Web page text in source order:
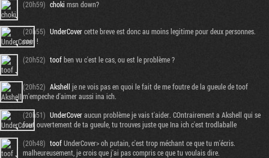
(20h59) choki msn down?
(20h55) UnderCovercette breve est donc au moins legitime pour deux personnes.
cool !
(20h52) toofben vu c'est le cas, ou est le problème ?
(20h52) Akshell je ne vois pas en quoi le fait de me foutre de la gueule de toof
m'empeche d'aimer aussi ina ich.
(20h51) UnderCoveraucun problème je vais t'aider. COntrairement a Akshell qui se
fout ouvertement de ta gueule, tu trouves juste que Ina ich c'est trodlaballe
(20h48) toofUnderCover> oh putain, c'est trop méchant ce que tu m'écris.
malheureusement, je crois que j'ai pas compris ce que tu voulais dire.